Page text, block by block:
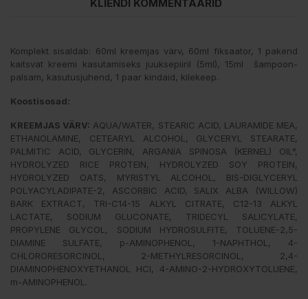
KLIENDI KOMMENTAARID
Komplekt sisaldab: 60ml kreemjas värv, 60ml fiksaator, 1 pakend
kaitsvat kreemi kasutamiseks juuksepiiril (5ml), 15ml šampoon-
palsam, kasutusjuhend, 1 paar kindaid, kilekeep.
Koostisosad:
KREEMJAS VÄRV: AQUA/WATER, STEARIC ACID, LAURAMIDE MEA,
ETHANOLAMINE, CETEARYL ALCOHOL, GLYCERYL STEARATE,
PALMITIC ACID, GLYCERIN, ARGANIA SPINOSA (KERNEL) OIL°,
HYDROLYZED RICE PROTEIN, HYDROLYZED SOY PROTEIN,
HYDROLYZED OATS, MYRISTYL ALCOHOL, BIS-DIGLYCERYL
POLYACYLADIPATE-2, ASCORBIC ACID, SALIX ALBA (WILLOW)
BARK EXTRACT, TRI-C14-15 ALKYL CITRATE, C12-13 ALKYL
LACTATE, SODIUM GLUCONATE, TRIDECYL SALICYLATE,
PROPYLENE GLYCOL, SODIUM HYDROSULFITE, TOLUENE-2,5-
DIAMINE SULFATE, p-AMINOPHENOL, 1-NAPHTHOL, 4-
CHLORORESORCINOL, 2-METHYLRESORCINOL, 2,4-
DIAMINOPHENOXYETHANOL HCI, 4-AMINO-2-HYDROXYTOLUENE,
m-AMINOPHENOL.